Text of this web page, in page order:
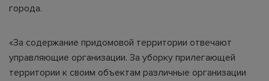
города.
«За содержание придомовой территории отвечают
управляющие организации. За уборку прилегающей
территории к своим объектам различные организации